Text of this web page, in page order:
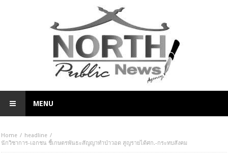
MENU
Home
headline
นักวิชาการ-เอกชน ชี้เกษตรพันธะสัญญาทำป่าวอด สูญรายได้ศก.-กระทบสังคม